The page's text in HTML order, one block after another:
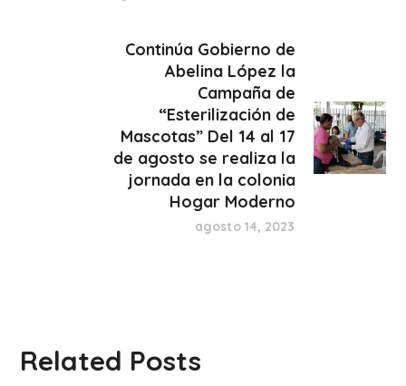
Continúa Gobierno de
Abelina López la
Campaña de
“Esterilización de
Mascotas” Del 14 al 17
de agosto se realiza la
jornada en la colonia
Hogar Moderno
agosto 14, 2023
Related Posts